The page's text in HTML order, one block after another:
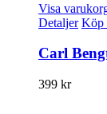
Visa
Detaljer Köp
Carl
399 kr